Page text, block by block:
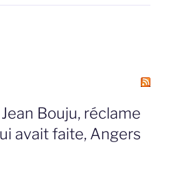
Bouju, réclame
avait faite, Angers